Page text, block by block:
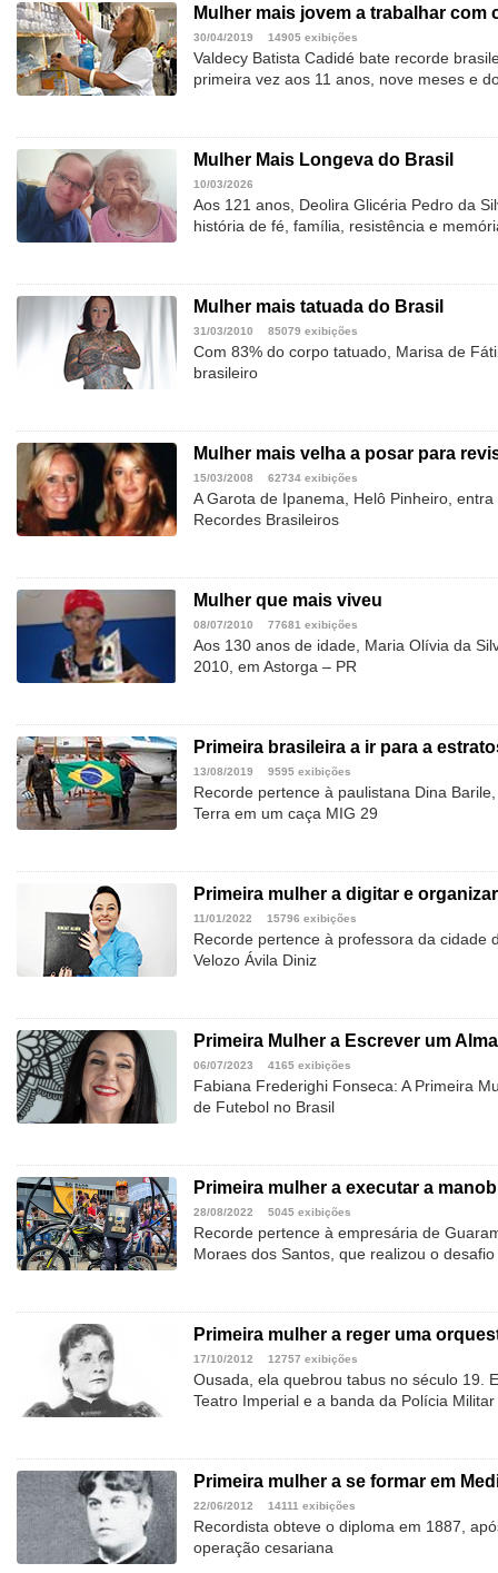
Mulher mais jovem a trabalhar com
30/04/2019 14905 exibições
Valdecy Batista Cadidé bate recorde
primeira vez aos 11 anos, nove meses e
Mulher Mais Longeva do Brasil
10/03/2026
Aos 121 anos, Deolira Glicéria Pedro da
história de fé, família, resistência e
Mulher mais tatuada do Brasil
31/03/2010 85079 exibições
Com 83% do corpo tatuado, Marisa de
brasileiro
Mulher mais velha a posar para
15/03/2008 62734 exibições
A Garota de Ipanema, Helô Pinheiro,
Recordes Brasileiros
Mulher que mais viveu
08/07/2010 77681 exibições
Aos 130 anos de idade, Maria Olívia da
2010, em Astorga – PR
Primeira brasileira a ir para a
13/08/2019 9595 exibições
Recorde pertence à paulistana Dina
Terra em um caça MIG 29
Primeira mulher a digitar e
11/01/2022 15796 exibições
Recorde pertence à professora da cidade
Velozo Ávila Diniz
Primeira Mulher a Escrever um
06/07/2023 4165 exibições
Fabiana Frederighi Fonseca: A Primeira
de Futebol no Brasil
Primeira mulher a executar a
28/08/2022 5045 exibições
Recorde pertence à empresária de
Moraes dos Santos, que realizou o
Primeira mulher a reger uma
17/10/2012 12757 exibições
Ousada, ela quebrou tabus no século 19.
Teatro Imperial e a banda da Polícia Militar
Primeira mulher a se formar em
22/06/2012 14111 exibições
Recordista obteve o diploma em 1887,
operação cesariana